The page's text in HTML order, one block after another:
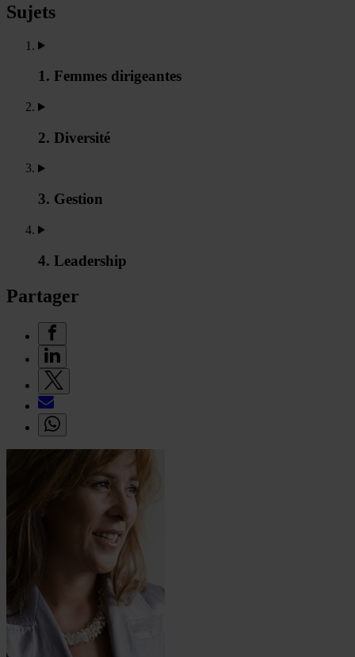
Sujets
1. Femmes dirigeantes
2. Diversité
3. Gestion
4. Leadership
Partager